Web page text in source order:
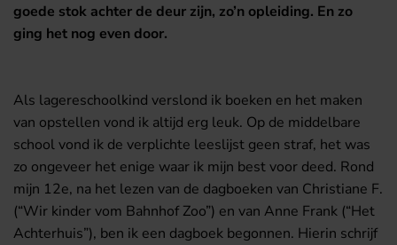
goede stok achter de deur zijn, zo’n opleiding. En zo
ging het nog even door.
Als lagereschoolkind verslond ik boeken en het maken
van opstellen vond ik altijd erg leuk. Op de middelbare
school vond ik de verplichte leeslijst geen straf, het was
zo ongeveer het enige waar ik mijn best voor deed. Rond
mijn 12e, na het lezen van de dagboeken van Christiane F.
(“Wir kinder vom Bahnhof Zoo”) en van Anne Frank (“Het
Achterhuis”), ben ik een dagboek begonnen. Hierin schrijf